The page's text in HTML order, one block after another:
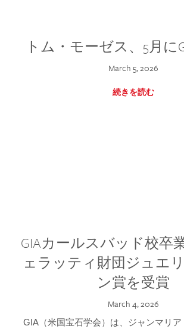
トム・モーゼス、5月に
March 5, 2026
続きを読む
GIAカールスバッド校卒
ェラッティ財団ジュエ
ン賞を受賞
March 4, 2026
GIA（米国宝石学会）は、ジャンマリ